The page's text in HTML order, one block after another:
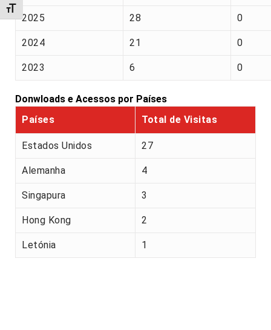
Alternar tamanho da fonte
2025 28 0
2024 21 0
2023 6 0
Donwloads e Acessos por Países
Países
Total de Visitas
Estados Unidos 27
Alemanha 4
Singapura 3
Hong Kong 2
Letónia 1